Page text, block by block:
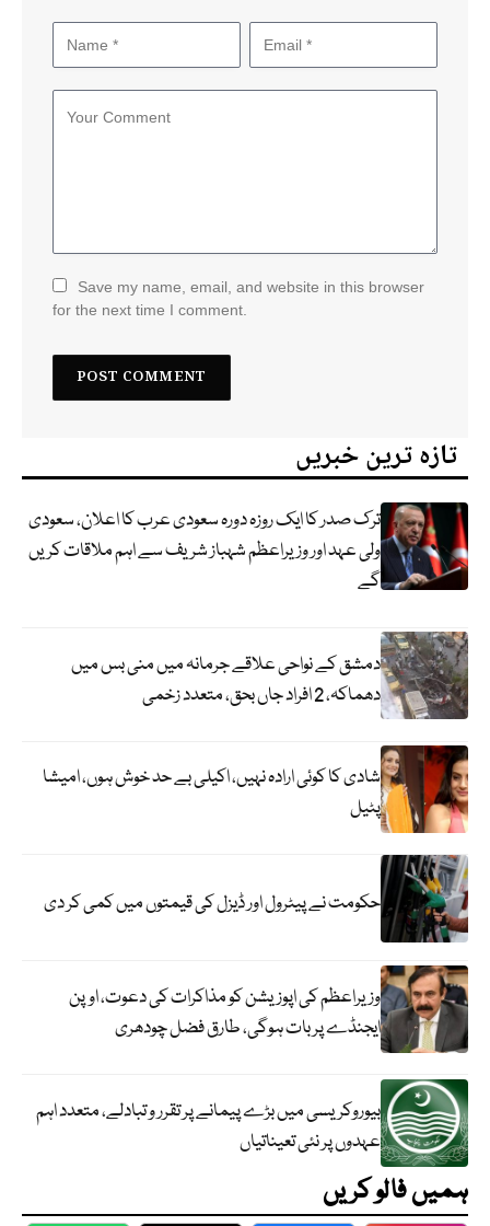
Save my name, email, and website in this browser
for the next time I comment.
تازہ ترین خبریں
ترک صدر کا ایک روزہ دورہ سعودی عرب کا اعلان، سعودی
ولی عہد اور وزیراعظم شہباز شریف سے اہم ملاقات کریں
گے
دمشق کے نواحی علاقے جرمانہ میں منی بس میں
دھماکہ، 2 افراد جاں بحق، متعدد زخمی
شادی کا کوئی ارادہ نہیں، اکیلی بے حد خوش ہوں، امیشا
پٹیل
حکومت نے پیٹرول اور ڈیزل کی قیمتوں میں کمی کر دی
وزیراعظم کی اپوزیشن کو مذاکرات کی دعوت، اوپن
ایجنڈے پر بات ہوگی، طارق فضل چودھری
بیوروکریسی میں بڑے پیمانے پر تقرر و تبادلے، متعدد اہم
عہدوں پر نئی تعیناتیاں
ہمیں فالو کریں